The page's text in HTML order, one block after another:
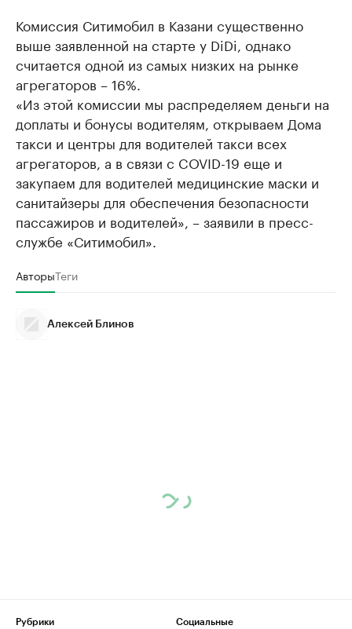
Комиссия Ситимобил в Казани существенно
выше заявленной на старте у DiDi, однако
считается одной из самых низких на рынке
агрегаторов – 16%.
«Из этой комиссии мы распределяем деньги на
доплаты и бонусы водителям, открываем Дома
такси и центры для водителей такси всех
агрегаторов, а в связи с COVID-19 еще и
закупаем для водителей медицинские маски и
санитайзеры для обеспечения безопасности
пассажиров и водителей», – заявили в пресс-
службе «Ситимобил».
АвторыТеги
Алексей Блинов
Рубрики
Социальные